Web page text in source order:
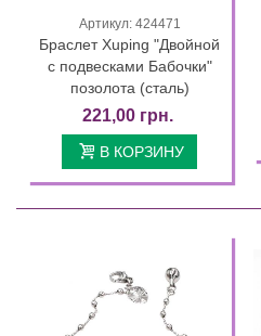
Артикул: 424471
Браслет Xuping "Двойной
с подвесками Бабочки"
позолота (сталь)
221,00 грн.
В КОРЗИНУ